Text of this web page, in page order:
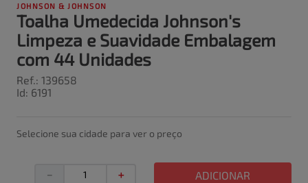
JOHNSON & JOHNSON
Toalha Umedecida Johnson's
Limpeza e Suavidade Embalagem
com 44 Unidades
Ref. : 139658
Id: 6191
Selecione sua cidade para ver o preço
＋
－ ADICIONAR